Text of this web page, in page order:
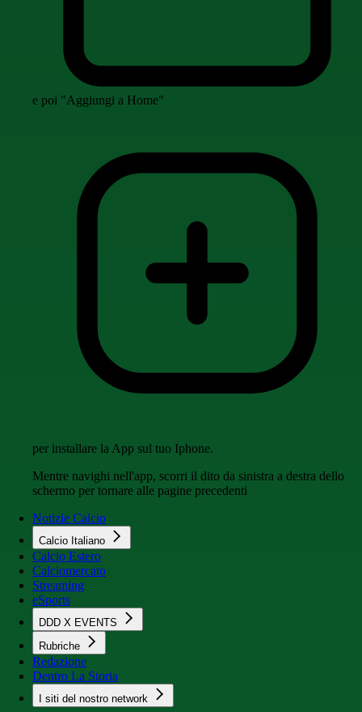
e poi "Aggiungi a Home"
per installare la App sul tuo Iphone.
Mentre navighi nell'app, scorri il dito da sinistra a destra dello
schermo per tornare alle pagine precedenti
Notizie Calcio
Calcio Italiano
Calcio Estero
Calciomercato
Streaming
eSports
DDD X EVENTS
Rubriche
Redazione
Dentro La Storia
I siti del nostro network